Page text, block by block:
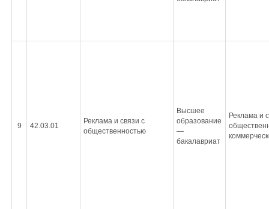
9 42.03.01
Реклама и связи с
общественностью
Высшее
образование
—
бакалавриат
Реклама и